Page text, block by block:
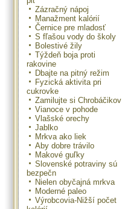
Zázračný nápoj
Manažment kalórií
Černice pre mladosť
S fľašou vody do školy
Bolestivé žily
Týždeň boja proti
rakovine
Dbajte na pitný režim
Fyzická aktivita pri
cukrovke
Zamilujte si Chrobáčikov
Vianoce v pohode
Vlašské orechy
Jablko
Mrkva ako liek
Aby dobre trávilo
Makové guľky
Slovenské potraviny sú
bezpečn
Nielen obyčajná mrkva
Moderné paleo
Výrobcovia-Nižší počet